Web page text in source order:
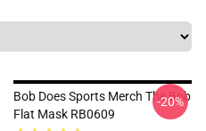
Bob Does Sports Merch The Bob
Flat Mask RB0609
-20%